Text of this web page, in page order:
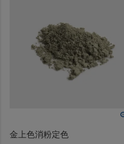
金上色消粉定色